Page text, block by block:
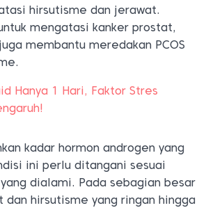
hirsutisme dan jerawat.
mengatasi kanker prostat,
membantu meredakan PCOS
Hanya 1 Hari, Faktor Stres
kadar hormon androgen yang
ini perlu ditangani sesuai
dialami. Pada sebagian besar
dan hirsutisme yang ringan hingga